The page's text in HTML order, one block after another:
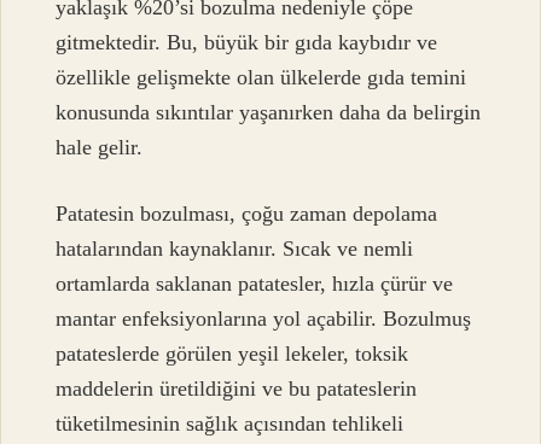
yaklaşık %20’si bozulma nedeniyle çöpe
gitmektedir. Bu, büyük bir gıda kaybıdır ve
özellikle gelişmekte olan ülkelerde gıda temini
konusunda sıkıntılar yaşanırken daha da belirgin
hale gelir.
Patatesin bozulması, çoğu zaman depolama
hatalarından kaynaklanır. Sıcak ve nemli
ortamlarda saklanan patatesler, hızla çürür ve
mantar enfeksiyonlarına yol açabilir. Bozulmuş
patateslerde görülen yeşil lekeler, toksik
maddelerin üretildiğini ve bu patateslerin
tüketilmesinin sağlık açısından tehlikeli